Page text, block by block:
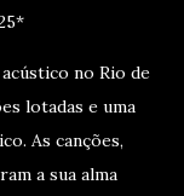
no Rio de
lotadas e uma
As canções,
a sua alma